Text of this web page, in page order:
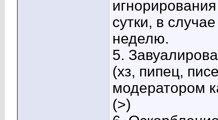
сутки, в
неделю.
5.
(хз, пипец,
модератором
(>)